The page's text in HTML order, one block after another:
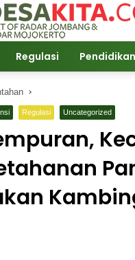
Regulasi Pendidikan
Regulasi Uncategorized